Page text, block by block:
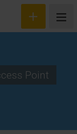
Point